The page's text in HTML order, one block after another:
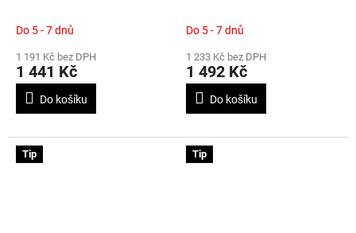
Do 5 - 7 dnů
1 191 Kč bez DPH
1 441 Kč
Do košíku
Do 5 - 7 dnů
1 233 Kč bez DPH
1 492 Kč
Do košíku
Tip Tip